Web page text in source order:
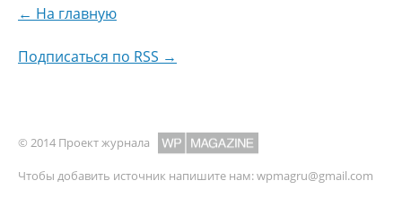
← На главную
Подписаться по RSS →
© 2014 Проект журнала
Чтобы добавить источник напишите нам:wpmagru@gmail.com